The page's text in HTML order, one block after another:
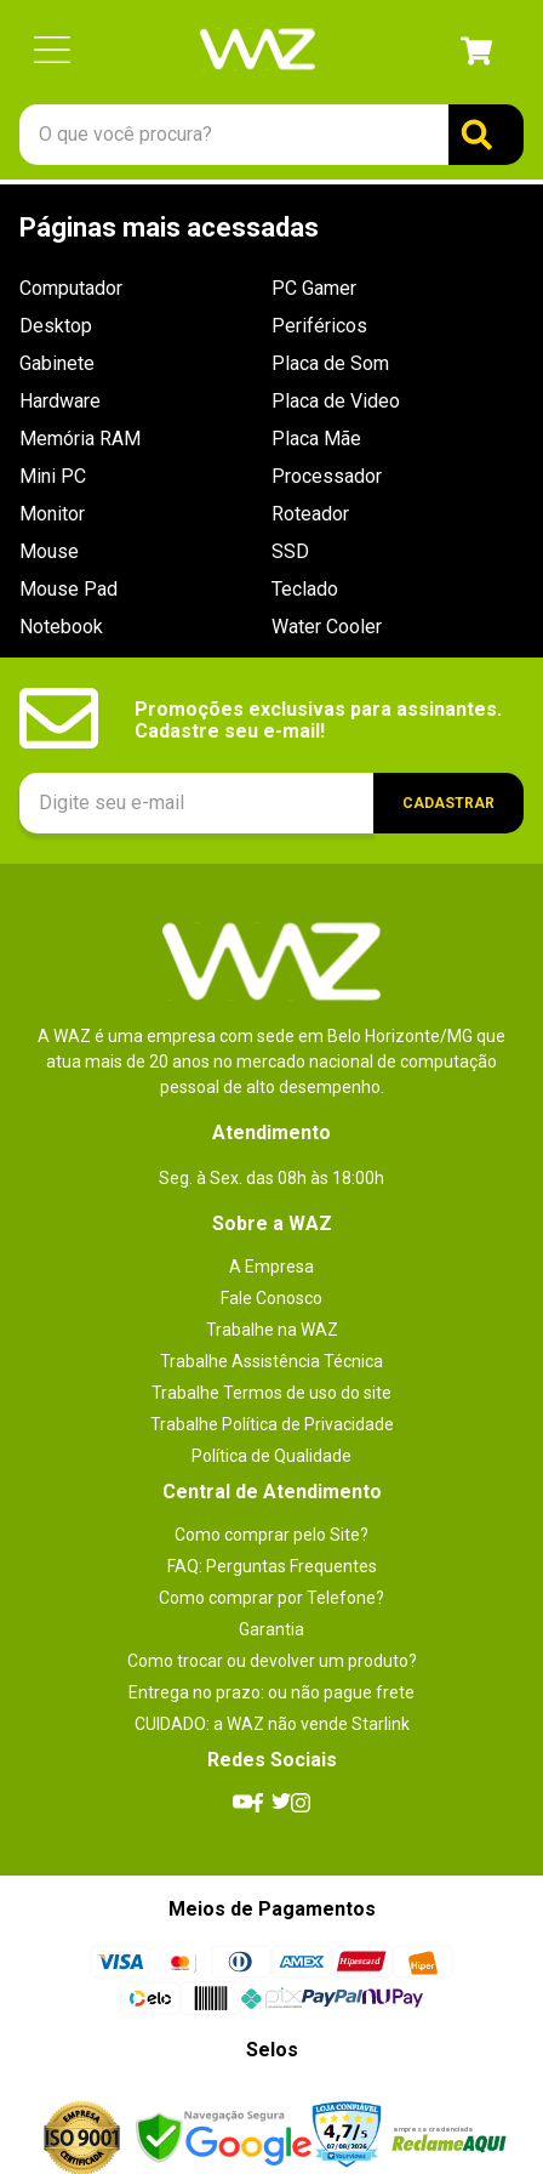
O que você procura?
Páginas mais acessadas
Computador
Desktop
Gabinete
Hardware
Memória RAM
Mini PC
Monitor
Mouse
Mouse Pad
Notebook
PC Gamer
Periféricos
Placa de Som
Placa de Video
Placa Mãe
Processador
Roteador
SSD
Teclado
Water Cooler
Promoções exclusivas para assinantes.
Cadastre seu e-mail!
CADASTRAR
A WAZ é uma empresa com sede em Belo Horizonte/MG que
atua mais de 20 anos no mercado nacional de computação
pessoal de alto desempenho.
Atendimento
Seg. à Sex. das 08h às 18:00h
Sobre a WAZ
A Empresa
Fale Conosco
Trabalhe na WAZ
Trabalhe Assistência Técnica
Trabalhe Termos de uso do site
Trabalhe Política de Privacidade
Política de Qualidade
Central de Atendimento
Como comprar pelo Site?
FAQ: Perguntas Frequentes
Como comprar por Telefone?
Garantia
Como trocar ou devolver um produto?
Entrega no prazo: ou não pague frete
CUIDADO: a WAZ não vende Starlink
Redes Sociais
Meios de Pagamentos
Selos
1º
gabinete
ssd
teclado
openbox
mouse
jonsbo
controle